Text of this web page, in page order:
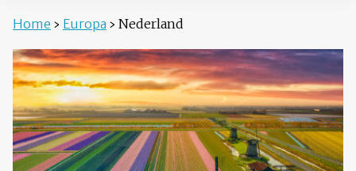
Home › Europa › Nederland